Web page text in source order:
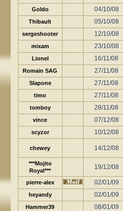
Goldo 04/10/08
Thibault 05/10/08
sergeshooter 12/10/08
mixam 23/10/08
Lionel 16/11/08
Romain SAG 27/11/08
Slapone 27/11/08
timo 27/11/08
tomboy 28/11/08
vince 07/12/08
scyzor 10/12/08
chewey 14/12/08
***Mojito
Royal***
19/12/08
pierre-alex 02/01/09
heyandy 02/01/09
Hammer39 08/01/09